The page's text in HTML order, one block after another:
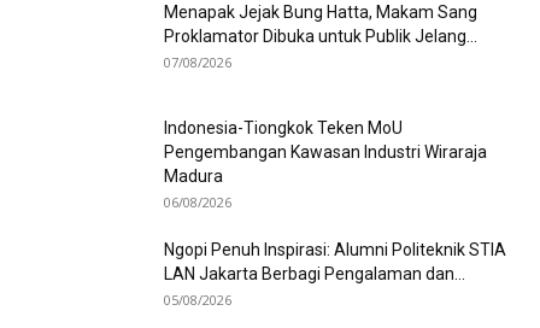
Menapak Jejak Bung Hatta, Makam Sang
Proklamator Dibuka untuk Publik Jelang...
07/08/2026
Indonesia-Tiongkok Teken MoU
Pengembangan Kawasan Industri Wiraraja
Madura
06/08/2026
Ngopi Penuh Inspirasi: Alumni Politeknik STIA
LAN Jakarta Berbagi Pengalaman dan...
05/08/2026